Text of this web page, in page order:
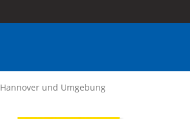
Hannover und Umgebung